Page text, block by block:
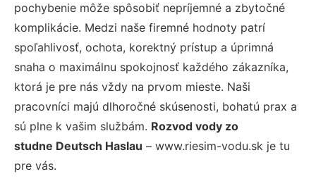
pochybenie môže spôsobiť nepríjemné a zbytočné
komplikácie. Medzi naše firemné hodnoty patrí
spoľahlivosť, ochota, korektný prístup a úprimná
snaha o maximálnu spokojnosť každého zákazníka,
ktorá je pre nás vždy na prvom mieste. Naši
pracovníci majú dlhoročné skúsenosti, bohatú prax a
sú plne k vašim službám. Rozvod vody zo
studne Deutsch Haslau – www.riesim-vodu.sk je tu
pre vás.